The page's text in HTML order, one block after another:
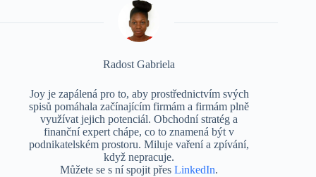
Radost Gabriela
Joy je zapálená pro to, aby prostřednictvím svých
spisů pomáhala začínajícím firmám a firmám plně
využívat jejich potenciál. Obchodní stratég a
finanční expert chápe, co to znamená být v
podnikatelském prostoru. Miluje vaření a zpívání,
když nepracuje.
Můžete se s ní spojit přesLinkedIn.